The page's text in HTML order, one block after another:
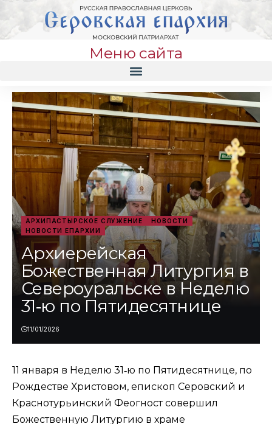
Меню сайта
АРХИПАСТЫРСКОЕ СЛУЖЕНИЕ
НОВОСТИ
НОВОСТИ ЕПАРХИИ
Архиерейская
Божественная Литургия в
Североуральске в Неделю
31‑ю по Пятидесятнице
11/01/2026
11 января в Неделю 31‑ю по Пятидесятнице, по
Рождестве Христовом, епископ Серовский и
Краснотурьинский Феогност совершил
Божественную Литургию в храме